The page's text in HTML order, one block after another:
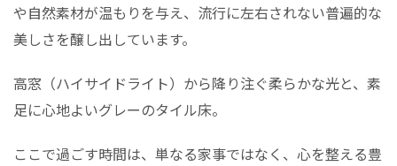
や自然素材が温もりを与え、流行に左右されない普遍的な
美しさを醸し出しています。
高窓（ハイサイドライト）から降り注ぐ柔らかな光と、素
足に心地よいグレーのタイル床。
ここで過ごす時間は、単なる家事ではなく、心を整える豊